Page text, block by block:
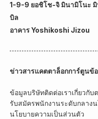
1-9-9 ยอชิโช-จิ มินามิโนะ
บิล
อาคาร Yoshikoshi Jizou
ข่าวสารแคตตาล็อกการ์ตูนข้
ข้อมูลบริษัทติดต่อเราเกี่ยวกับ
รับสมัครพนักงานระดับกลางน
นโยบายความเป็นส่วนตัว